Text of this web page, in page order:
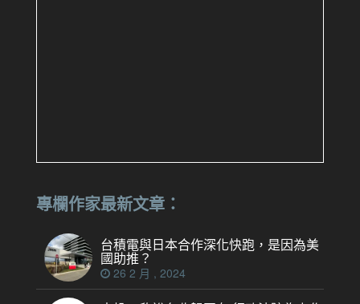
專欄作家最新文章：
台積電與日本合作深化快跑，是因為美
國助推？
26 2 月 , 2024